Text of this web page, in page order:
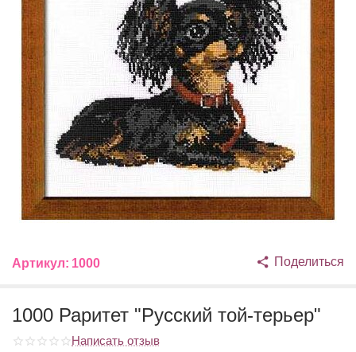
Артикул: 1000 Поделиться
1000 Раритет "Русский той-терьер"
Написать отзыв